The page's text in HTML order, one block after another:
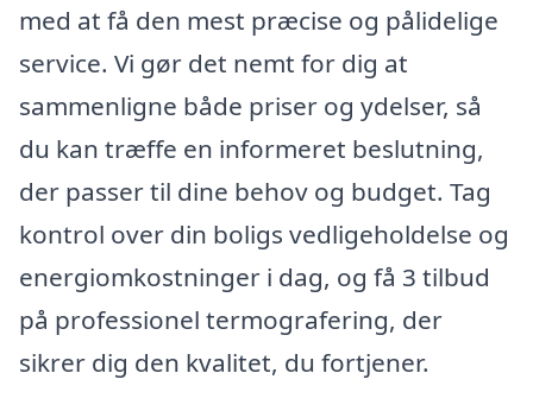
med at få den mest præcise og pålidelige
service. Vi gør det nemt for dig at
sammenligne både priser og ydelser, så
du kan træffe en informeret beslutning,
der passer til dine behov og budget. Tag
kontrol over din boligs vedligeholdelse og
energiomkostninger i dag, og få 3 tilbud
på professionel termografering, der
sikrer dig den kvalitet, du fortjener.